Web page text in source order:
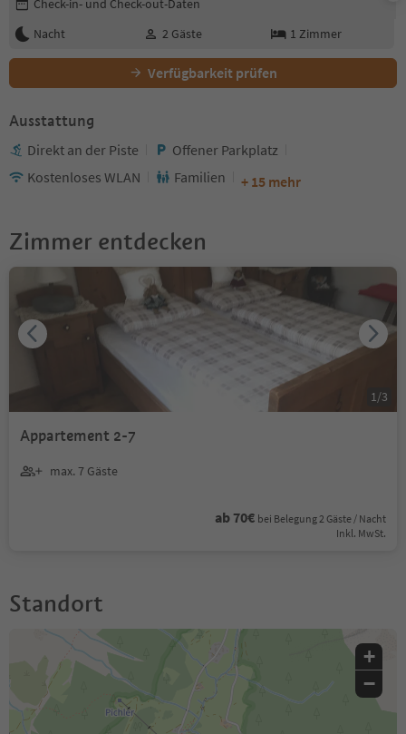
Nacht
2 Gäste 1 Zimmer
Verfügbarkeit prüfen
Ausstattung
Direkt an der Piste
Offener Parkplatz
Kostenloses WLAN
Familien + 15 mehr
Zimmer entdecken
Appartement 2-7
max. 7 Gäste
ab 70€ bei Belegung 2 Gäste / Nacht
Inkl. MwSt.
1 /3
Standort
+
−